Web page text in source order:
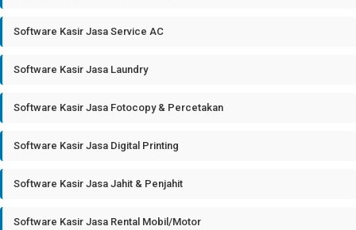
Software Kasir Jasa Service AC
Software Kasir Jasa Laundry
Software Kasir Jasa Fotocopy & Percetakan
Software Kasir Jasa Digital Printing
Software Kasir Jasa Jahit & Penjahit
Software Kasir Jasa Rental Mobil/Motor